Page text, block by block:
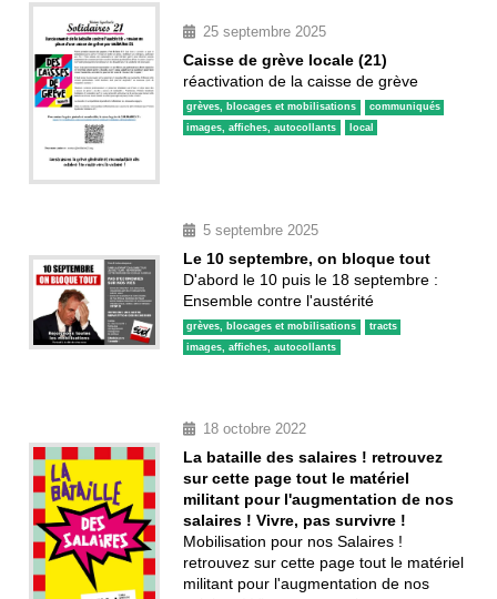
25 septembre 2025
Caisse de grève locale (21)
réactivation de la caisse de grève
grèves, blocages et mobilisations
communiqués
images, affiches, autocollants
local
5 septembre 2025
Le 10 septembre, on bloque tout
D'abord le 10 puis le 18 septembre :
Ensemble contre l'austérité
grèves, blocages et mobilisations
tracts
images, affiches, autocollants
18 octobre 2022
La bataille des salaires ! retrouvez
sur cette page tout le matériel
militant pour l'augmentation de nos
salaires ! Vivre, pas survivre !
Mobilisation pour nos Salaires !
retrouvez sur cette page tout le matériel
militant pour l'augmentation de nos